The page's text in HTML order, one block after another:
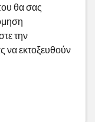
θα σας
την
να εκτοξευθούν